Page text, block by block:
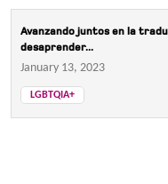
Avanzando juntos en la
desaprender...
January 13, 2023
LGBTQIA+